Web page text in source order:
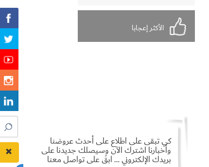
الأكثر إعجابا
كي تبقى على اطلاع على أحدث عروضنا
وأخبارنا اشترك الآن وسيصلك جديدنا على
بريدك الإلكتروني … ابقَ على تواصل معنا